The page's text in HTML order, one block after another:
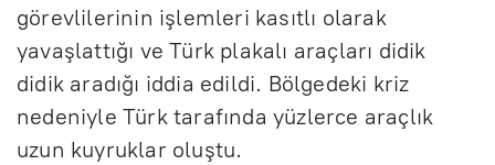
görevlilerinin işlemleri kasıtlı olarak
yavaşlattığı ve Türk plakalı araçları didik
didik aradığı iddia edildi. Bölgedeki kriz
nedeniyle Türk tarafında yüzlerce araçlık
uzun kuyruklar oluştu.